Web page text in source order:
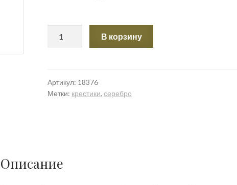
Православный
крест.
В корзину
Артикул: 18376
Метки: крестики,серебро
Описание